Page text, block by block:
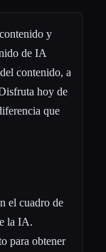
y
de IA
contenido, a
hoy de
que
el cuadro de
la IA.
para obtener